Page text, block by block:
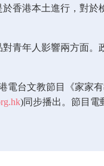
香港本土進行，對
青年人影響兩方面
台文教節目《家家
)同步播出。節目電